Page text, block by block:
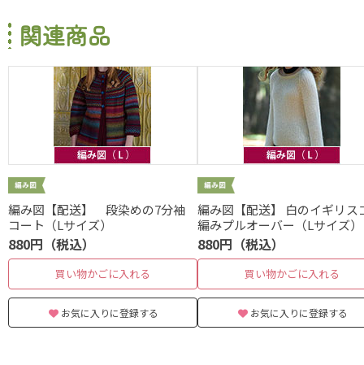
関連商品
編み図【配送】 段染めの7分袖
コート（Lサイズ）
880円（税込）
買い物かごに入れる
お気に入りに登録する
編み図【配送】 白のイギリス
編みプルオーバー（Lサイズ）
880円（税込）
買い物かごに入れる
お気に入りに登録する